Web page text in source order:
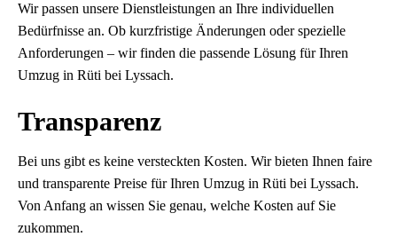
Wir passen unsere Dienstleistungen an Ihre individuellen
Bedürfnisse an. Ob kurzfristige Änderungen oder spezielle
Anforderungen – wir finden die passende Lösung für Ihren
Umzug in Rüti bei Lyssach.
Transparenz
Bei uns gibt es keine versteckten Kosten. Wir bieten Ihnen faire
und transparente Preise für Ihren Umzug in Rüti bei Lyssach.
Von Anfang an wissen Sie genau, welche Kosten auf Sie
zukommen.